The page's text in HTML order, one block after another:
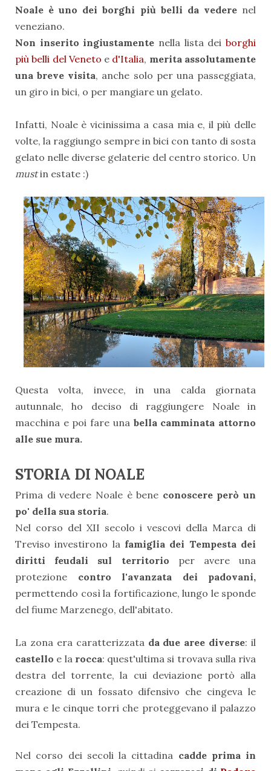
Noale è uno dei borghi più belli da vederenel
veneziano.
Non inserito ingiustamente nella lista deiborghi
più belli del Veneto e d'Italia, merita assolutamente
una breve visita, anche solo per una passeggiata,
un giro in bici, o per mangiare un gelato.
Infatti, Noale è vicinissima a casa mia e, il più delle
volte, la raggiungo sempre in bici con tanto di sosta
gelato nelle diverse gelaterie del centro storico. Un
mustin estate :)
Questa volta, invece, in una calda giornata
autunnale, ho deciso di raggiungere Noale in
macchina e poi fare una bella camminata attorno
alle sue mura.
STORIA DI NOALE
Prima di vedere Noale è bene conoscere però un
po' della sua storia.
Nel corso del XII secolo i vescovi della Marca di
Treviso investirono la famiglia dei Tempesta dei
diritti feudali sul territorio per avere una
protezione contro l'avanzata dei padovani,
permettendo così la fortificazione, lungo le sponde
del fiume Marzenego, dell'abitato.
La zona era caratterizzata da due aree diverse: il
castello e la rocca: quest'ultima si trovava sulla riva
destra del torrente, la cui deviazione portò alla
creazione di un fossato difensivo che cingeva le
mura e le cinque torri che proteggevano il palazzo
dei Tempesta.
Nel corso dei secoli la cittadina cadde prima in